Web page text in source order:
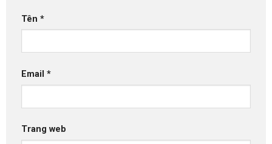
Tên *
Email *
Trang web